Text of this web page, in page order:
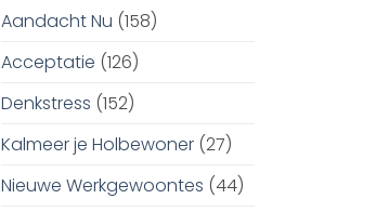
Aandacht Nu (158)
Acceptatie (126)
Denkstress (152)
Kalmeer je Holbewoner (27)
Nieuwe Werkgewoontes (44)